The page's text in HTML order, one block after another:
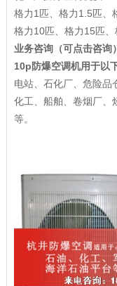
格力1匹、格力1.5匹、
格力10匹、格力15匹、
业务咨询（可点击咨询
10p防爆空调机用于以
电站、石化厂、危险品
化工、船舶、卷烟厂、
等。